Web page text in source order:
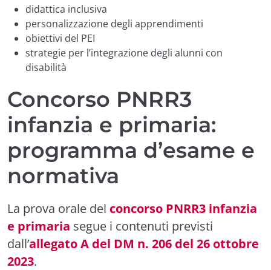
didattica inclusiva
personalizzazione degli apprendimenti
obiettivi del PEI
strategie per l’integrazione degli alunni con
disabilità
Concorso PNRR3
infanzia e primaria:
programma d’esame e
normativa
La prova orale del concorso PNRR3 infanzia
e primaria segue i contenuti previsti
dall’allegato A del DM n. 206 del 26 ottobre
2023.